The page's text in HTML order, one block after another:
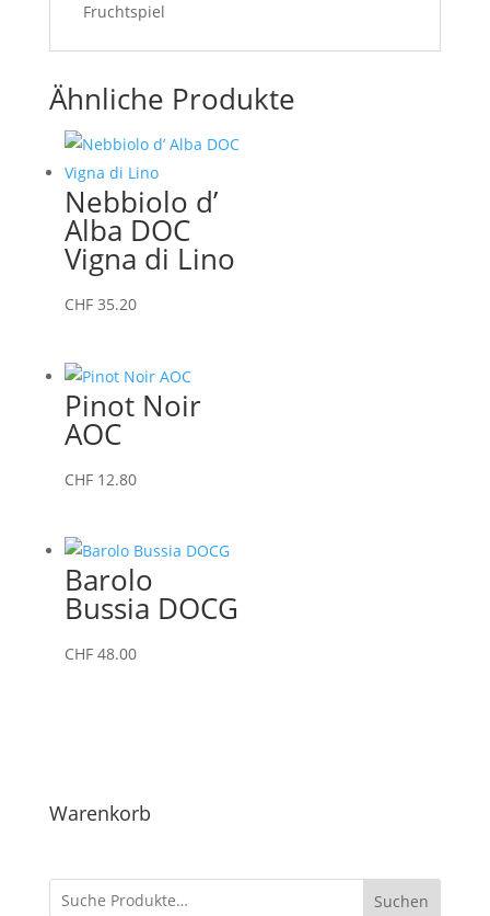
Fruchtspiel
Ähnliche Produkte
Nebbiolo d’
Alba DOC
Vigna di Lino
CHF35.20
Pinot Noir
AOC
CHF12.80
Barolo
Bussia DOCG
CHF48.00
Warenkorb
Suchen